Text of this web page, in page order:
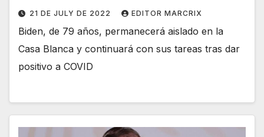
21 DE JULY DE 2022 EDITOR MARCRIX
Biden, de 79 años, permanecerá aislado en la
Casa Blanca y continuará con sus tareas tras dar
positivo a COVID